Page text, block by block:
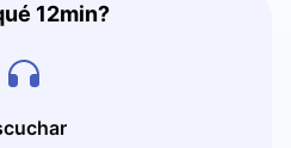
12min?